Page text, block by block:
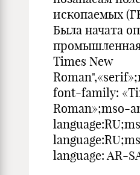
ископаемых
Была начата
Times New
font-family:
Roman»;mso-
language: AR-